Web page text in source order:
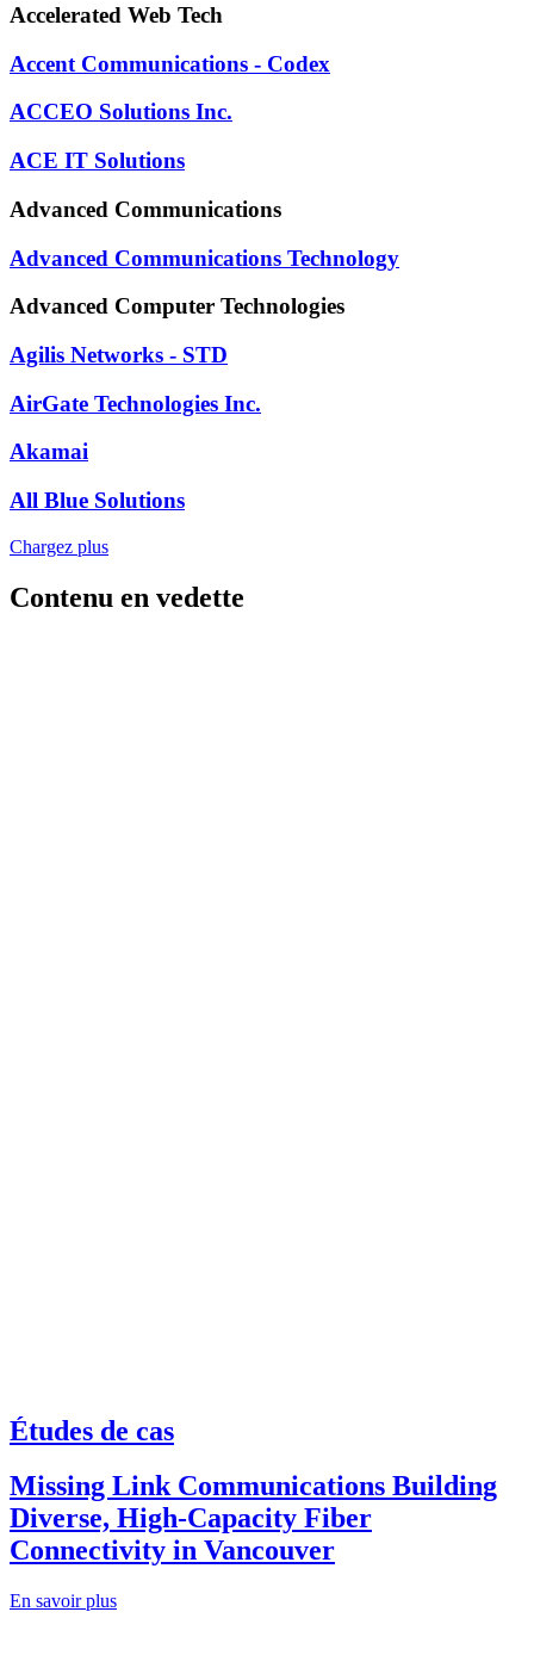
Accelerated Web Tech
Accent Communications - Codex
ACCEO Solutions Inc.
ACE IT Solutions
Advanced Communications
Advanced Communications Technology
Advanced Computer Technologies
Agilis Networks - STD
AirGate Technologies Inc.
Akamai
All Blue Solutions
Chargez plus
Contenu en vedette
Études de cas
Missing Link Communications Building
Diverse, High-Capacity Fiber
Connectivity in Vancouver
En savoir plus